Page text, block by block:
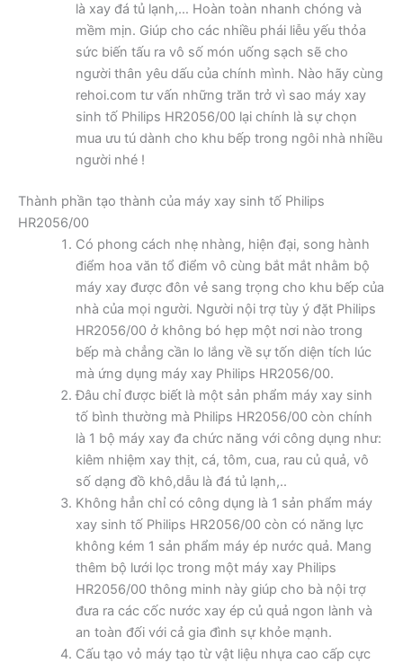
là xay đá tủ lạnh,… Hoàn toàn nhanh chóng và
mềm mịn. Giúp cho các nhiều phái liễu yếu thỏa
sức biến tấu ra vô số món uống sạch sẽ cho
người thân yêu dấu của chính mình. Nào hãy cùng
rehoi.com tư vấn những trăn trở vì sao máy xay
sinh tố Philips HR2056/00 lại chính là sự chọn
mua ưu tú dành cho khu bếp trong ngôi nhà nhiều
người nhé !
Thành phần tạo thành của máy xay sinh tố Philips
HR2056/00
Có phong cách nhẹ nhàng, hiện đại, song hành
điểm hoa văn tổ điểm vô cùng bắt mắt nhằm bộ
máy xay được đôn vẻ sang trọng cho khu bếp của
nhà của mọi người. Người nội trợ tùy ý đặt Philips
HR2056/00 ở không bó hẹp một nơi nào trong
bếp mà chẳng cần lo lắng về sự tốn diện tích lúc
mà ứng dụng máy xay Philips HR2056/00.
Đâu chỉ được biết là một sản phẩm máy xay sinh
tố bình thường mà Philips HR2056/00 còn chính
là 1 bộ máy xay đa chức năng với công dụng như:
kiêm nhiệm xay thịt, cá, tôm, cua, rau củ quả, vô
số dạng đồ khô,dẫu là đá tủ lạnh,..
Không hẳn chỉ có công dụng là 1 sản phẩm máy
xay sinh tố Philips HR2056/00 còn có năng lực
không kém 1 sản phẩm máy ép nước quả. Mang
thêm bộ lưới lọc trong một máy xay Philips
HR2056/00 thông minh này giúp cho bà nội trợ
đưa ra các cốc nước xay ép củ quả ngon lành và
an toàn đối với cả gia đình sự khỏe mạnh.
Cấu tạo vỏ máy tạo từ vật liệu nhựa cao cấp cực